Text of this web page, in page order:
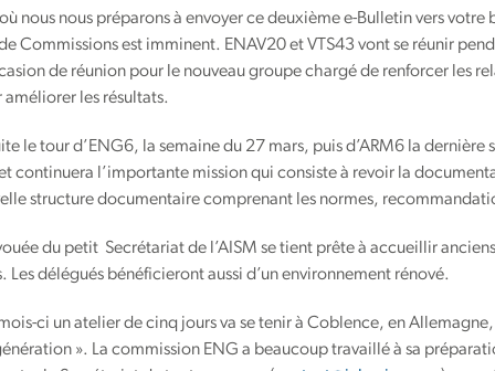
nous nous préparons à envoyer ce deuxième e-Bulletin vers
Commissions est imminent. ENAV20 et VTS43 vont se réunir
de réunion pour le nouveau groupe chargé de renforcer les
les résultats.
le tour d’ENG6, la semaine du 27 mars, puis d’ARM6 la
continuera l’importante mission qui consiste à revoir la
structure documentaire comprenant les normes,
du petit Secrétariat de l’AISM se tient prête à accueillir
Les délégués bénéficieront aussi d’un environnement rénové.
ci un atelier de cinq jours va se tenir à Coblence, en
». La commission ENG a beaucoup travaillé à sa